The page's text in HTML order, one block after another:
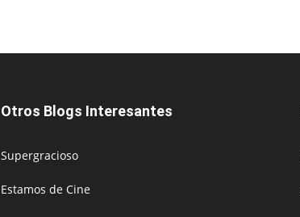
Otros Blogs Interesantes
Supergracioso
Estamos de Cine